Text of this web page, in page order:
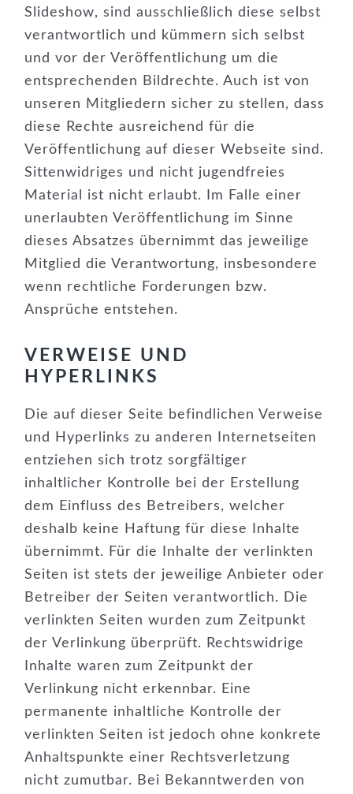
Slideshow, sind ausschließlich diese selbst
verantwortlich und kümmern sich selbst
und vor der Veröffentlichung um die
entsprechenden Bildrechte. Auch ist von
unseren Mitgliedern sicher zu stellen, dass
diese Rechte ausreichend für die
Veröffentlichung auf dieser Webseite sind.
Sittenwidriges und nicht jugendfreies
Material ist nicht erlaubt. Im Falle einer
unerlaubten Veröffentlichung im Sinne
dieses Absatzes übernimmt das jeweilige
Mitglied die Verantwortung, insbesondere
wenn rechtliche Forderungen bzw.
Ansprüche entstehen.
VERWEISE UND
HYPERLINKS
Die auf dieser Seite befindlichen Verweise
und Hyperlinks zu anderen Internetseiten
entziehen sich trotz sorgfältiger
inhaltlicher Kontrolle bei der Erstellung
dem Einfluss des Betreibers, welcher
deshalb keine Haftung für diese Inhalte
übernimmt. Für die Inhalte der verlinkten
Seiten ist stets der jeweilige Anbieter oder
Betreiber der Seiten verantwortlich. Die
verlinkten Seiten wurden zum Zeitpunkt
der Verlinkung überprüft. Rechtswidrige
Inhalte waren zum Zeitpunkt der
Verlinkung nicht erkennbar. Eine
permanente inhaltliche Kontrolle der
verlinkten Seiten ist jedoch ohne konkrete
Anhaltspunkte einer Rechtsverletzung
nicht zumutbar. Bei Bekanntwerden von